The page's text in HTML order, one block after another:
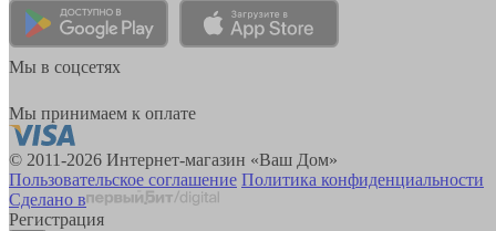
Мы в соцсетях
Мы принимаем к оплате
© 2011-2026 Интернет-магазин «Ваш Дом»
Пользовательское соглашение Политика конфиденциальности
Сделано в
Регистрация